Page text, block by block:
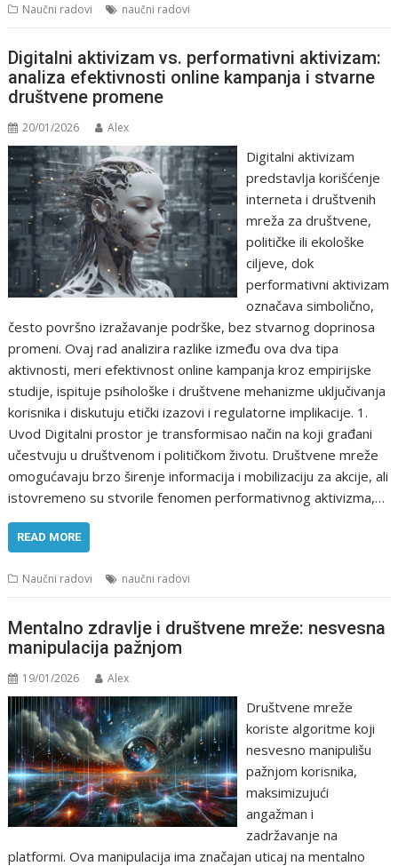
Naučni radovi naučni radovi
Digitalni aktivizam vs. performativni aktivizam:
analiza efektivnosti online kampanja i stvarne
društvene promene
20/01/2026 Alex
Digitalni aktivizam
predstavlja korišćenje
interneta i društvenih
mreža za društvene,
političke ili ekološke
ciljeve, dok
performativni aktivizam
označava simbolično,
često površno izražavanje podrške, bez stvarnog doprinosa
promeni. Ovaj rad analizira razlike između ova dva tipa
aktivnosti, meri efektivnost online kampanja kroz empirijske
studije, ispituje psihološke i društvene mehanizme uključivanja
korisnika i diskutuju etički izazovi i regulatorne implikacije. 1.
Uvod Digitalni prostor je transformisao način na koji građani
učestvuju u društvenom i političkom životu. Društvene mreže
omogućavaju brzo širenje informacija i mobilizaciju za akcije, ali
istovremeno su stvorile fenomen performativnog aktivizma,…
READ MORE
Naučni radovi naučni radovi
Mentalno zdravlje i društvene mreže: nesvesna
manipulacija pažnjom
19/01/2026 Alex
Društvene mreže
koriste algoritme koji
nesvesno manipulišu
pažnjom korisnika,
maksimizujući
angažman i
zadržavanje na
platformi. Ova manipulacija ima značajan uticaj na mentalno